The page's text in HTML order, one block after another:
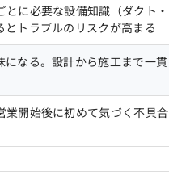
に必要な設備知識（ダクト・
トラブルのリスクが高まる
なる。設計から施工まで一貫
業開始後に初めて気づく不具合